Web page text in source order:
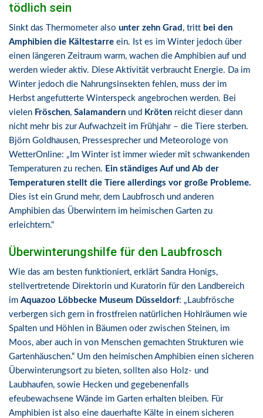
tödlich sein
Sinkt das Thermometer also unter zehn Grad , tritt bei den
Amphibien die Kältestarre ein. Ist es im Winter jedoch über
einen längeren Zeitraum warm, wachen die Amphibien auf und
werden wieder aktiv. Diese Aktivität verbraucht Energie. Da im
Winter jedoch die Nahrungsinsekten fehlen, muss der im
Herbst angefutterte Winterspeck angebrochen werden. Bei
vielen Fröschen, Salamandern und Kröten reicht dieser dann
nicht mehr bis zur Aufwachzeit im Frühjahr – die Tiere sterben.
Björn Goldhausen, Pressesprecher und Meteorologe von
WetterOnline: „Im Winter ist immer wieder mit schwankenden
Temperaturen zu rechen. Ein ständiges Auf und Ab der
Temperaturen stellt die Tiere allerdings vor große Probleme.
Dies ist ein Grund mehr, dem Laubfrosch und anderen
Amphibien das Überwintern im heimischen Garten zu
erleichtern.“
Überwinterungshilfe für den Laubfrosch
Wie das am besten funktioniert, erklärt Sandra Honigs,
stellvertretende Direktorin und Kuratorin für den Landbereich
im Aquazoo Löbbecke Museum Düsseldorf: „Laubfrösche
verbergen sich gern in frostfreien natürlichen Hohlräumen wie
Spalten und Höhlen in Bäumen oder zwischen Steinen, im
Moos, aber auch in von Menschen gemachten Strukturen wie
Gartenhäuschen.“ Um den heimischen Amphibien einen sicheren
Überwinterungsort zu bieten, sollten also Holz- und
Laubhaufen, sowie Hecken und gegebenenfalls
efeubewachsene Wände im Garten erhalten bleiben. Für
Amphibien ist also eine dauerhafte Kälte in einem sicheren